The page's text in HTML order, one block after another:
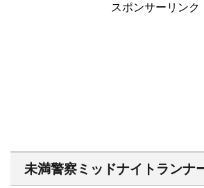
スポンサーリンク
未満警察ミッドナイトランナ